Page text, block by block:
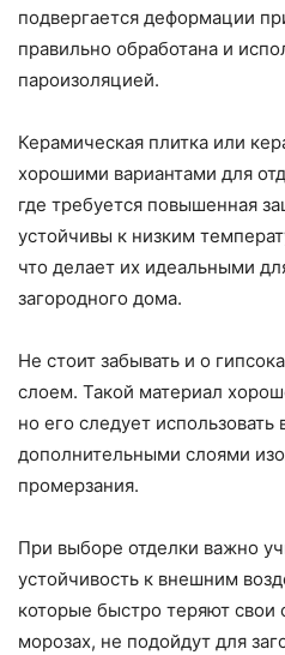
подвергается деформации
правильно обработана и
пароизоляцией.
Керамическая плитка или
хорошими вариантами для
где требуется повышенная
устойчивы к низким
что делает их идеальными
загородного дома.
Не стоит забывать и о
слоем. Такой материал
но его следует использовать
дополнительными слоями
промерзания.
При выборе отделки важно
устойчивость к внешним
которые быстро теряют свои
морозах, не подойдут для